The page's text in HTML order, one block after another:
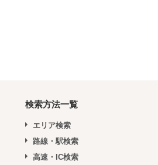
検索方法一覧
エリア検索
路線・駅検索
高速・IC検索